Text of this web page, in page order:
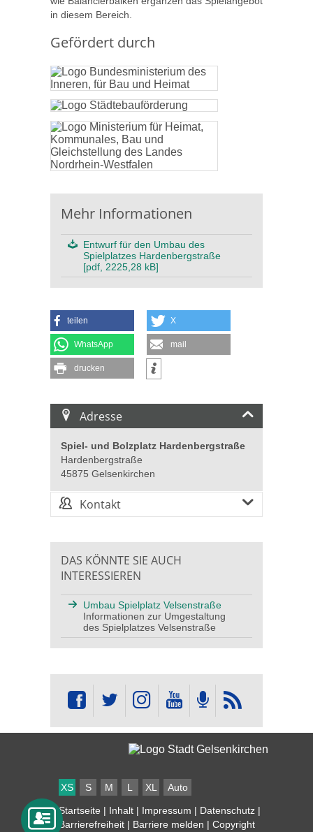
in diesem Bereich.
Gefördert durch
Mehr Informationen
Entwurf für den Umbau des
Spielplatzes Hardenbergstraße
[pdf, 2225,28 kB]
teilen X
WhatsApp mail
drucken
Adresse
Spiel- und Bolzplatz Hardenbergstraße
Hardenbergstraße
45875 Gelsenkirchen
Kontakt
DAS KÖNNTE SIE AUCH
INTERESSIEREN
Umbau Spielplatz Velsenstraße
Informationen zur Umgestaltung
des Spielplatzes Velsenstraße
XS S M L XL Auto
Startseite | Inhalt | Impressum | Datenschutz |
Barrierefreiheit | Barriere melden | Copyright